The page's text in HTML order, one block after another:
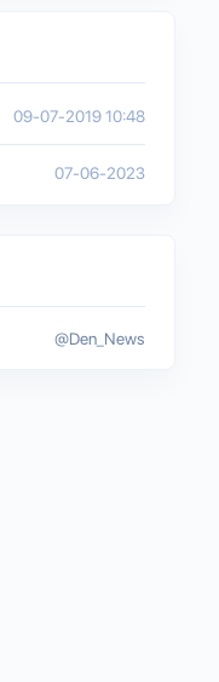
09-07-2019 10:48
07-06-2023
@Den_News